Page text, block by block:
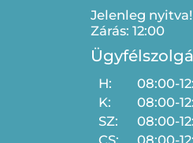
Jelenleg nyitva!
Zárás: 12:00
H:
08:00-
K:
08:00-
SZ:
08:00-
CS:
08:00-